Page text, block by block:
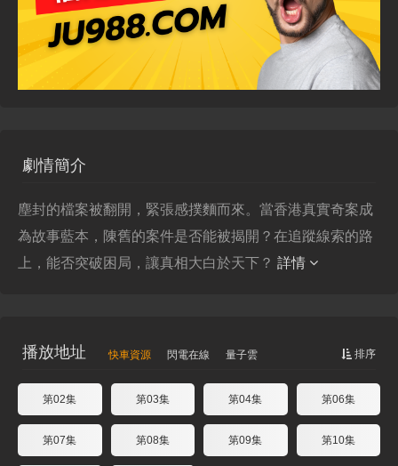
劇情簡介
塵封的檔案被翻開，緊張感撲麵而來。當香港真實奇案成
為故事藍本，陳舊的案件是否能被揭開？在追蹤線索的路
上，能否突破困局，讓真相大白於天下？ 詳情
排序
播放地址 快車資源 閃電在線 量子雲
第02集 第03集 第04集 第06集
第07集 第08集 第09集 第10集